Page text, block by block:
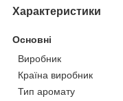
Характеристики
Основні
Виробник
Країна виробник
Тип аромату